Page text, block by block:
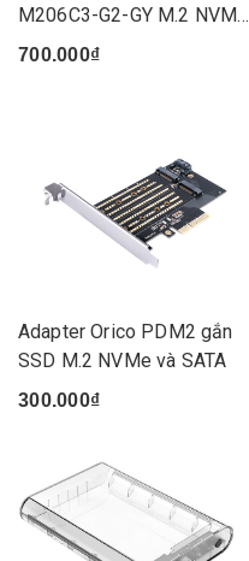
M206C3-G2-GY M.2 NVME
Type C (...
700.000₫
Adapter Orico PDM2 gắn
SSD M.2 NVMe và SATA
300.000₫